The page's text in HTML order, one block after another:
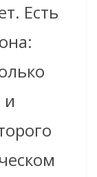
Есть